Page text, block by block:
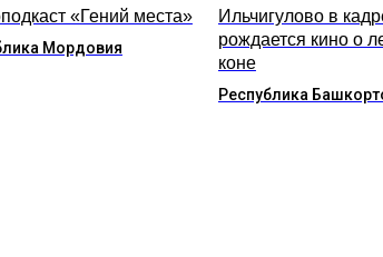
«Гений места»
Мордовия
Ильчигулово в
рождается кино о
коне
Республика